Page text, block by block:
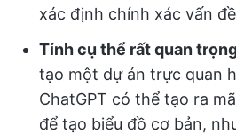
xác định chính xác vấn
Tính cụ thể rất quan
tạo một dự án trực quan
ChatGPT có thể tạo ra
để tạo biểu đồ cơ bản,